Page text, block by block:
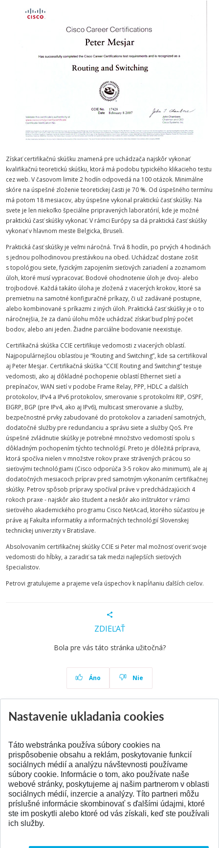
Získať certifikačnú skúšku znamená pre uchádzača najskôr vykonať
kvalifikačnú teoretickú skúšku, ktorá má podobu typického klikacieho testu
cez web. V časovom limite 2 hodín odpovedá na 100 otázok. Minimálne
skóre na úspešné zloženie teoretickej časti je 70 %. Od úspešného termínu
má potom 18 mesiacov, aby úspešne vykonal praktickú časť skúšky. Na
svete je len niekoľko špeciálne pripravených laboratórií, kde je možné
praktickú časť skúšky vykonať. V rámci Európy sa dá praktická časť skúšky
vykonať v hlavnom meste Belgicka, Bruseli.
Praktická časť skúšky je veľmi náročná. Trvá 8 hodín, po prvých 4 hodinách
s jednou polhodinovou prestávkou na obed. Uchádzač dostane zošit
s topológiou siete, fyzickým zapojením sieťových zariadení a zoznamom
úloh, ktoré musí vypracovať. Bodové ohodnotenie úloh je dvoj- alebo
trojbodové. Každá takáto úloha je zložená z viacerých krokov, ktoré sa
premietnu na samotné konfiguračné príkazy, či už zadávané postupne,
alebo kombinované s príkazmi z iných úloh. Praktická časť skúšky je o to
náročnejšia, že za danú úlohu môže uchádzač získať buď plný počet
bodov, alebo ani jeden. Žiadne parciálne bodovanie neexistuje.
Certifikačná skúška CCIE certifikuje vedomosti z viacerých oblastí.
Najpopulárnejšou oblasťou je “Routing and Switching”, kde sa certifikoval
aj Peter Mesjar. Certifikačná skúška “CCIE Routing and Switching” testuje
vedomosti, ako aj dôkladné pochopenie oblastí Ethernet sietí a
prepínačov, WAN sietí v podobe Frame Relay, PPP, HDLC a ďalších
protokolov, IPv4 a IPv6 protokolov, smerovanie s protokolmi RIP, OSPF,
EIGRP, BGP (pre IPv4, ako aj IPv6), multicast smerovanie a služby,
bezpečnostné prvky zabudované do protokolov a zariadení samotných,
dodatočné služby pre redundanciu a správu siete a služby QoS. Pre
úspešné zvládnutie skúšky je potrebné množstvo vedomostí spolu s
dôkladným pochopením týchto technológií. Preto je dôležitá príprava,
ktorá spočíva nielen v množstve rokov praxe strávených prácou so
sieťovými technológiami (Cisco odporúča 3-5 rokov ako minimum), ale aj
dodatočných mesiacoch príprav pred samotným vykonaním certifikačnej
skúšky. Petrov spôsob prípravy spočíval práve v predchádzajúcich 4
rokoch praxe - najskôr ako študent a neskôr ako inštruktor v rámci
sieťového akademického programu Cisco NetAcad, ktorého súčasťou je
práve aj Fakulta informatiky a informačných technológií Slovenskej
technickej univerzity v Bratislave.
Absolvovaním certifikačnej skúšky CCIE si Peter mal možnosť overiť svoje
vedomosti do hĺbky, a zaradiť sa tak medzi najlepších sieťových
špecialistov.
Petrovi gratulujeme a prajeme veľa úspechov k napĺňaniu ďalších cieľov.
ZDIEĽAŤ
Bola pre vás táto stránka užitočná?
Áno Nie
SPÄŤ NA VRCH
Nastavenie ukladania cookies
Táto webstránka používa súbory cookies na
prispôsobenie obsahu a reklám, poskytovanie funkcií
sociálnych médií a analýzu návštevnosti používame
súbory cookie. Informácie o tom, ako používate naše
webové stránky, poskytujeme aj našim partnerom v oblasti
sociálnych médií, inzercie a analýzy. Títo partneri môžu
príslušné informácie skombinovať s ďalšími údajmi, ktoré
ste im poskytli alebo ktoré od vás získali, keď ste používali
ich služby.